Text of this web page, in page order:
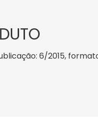
6/2015,